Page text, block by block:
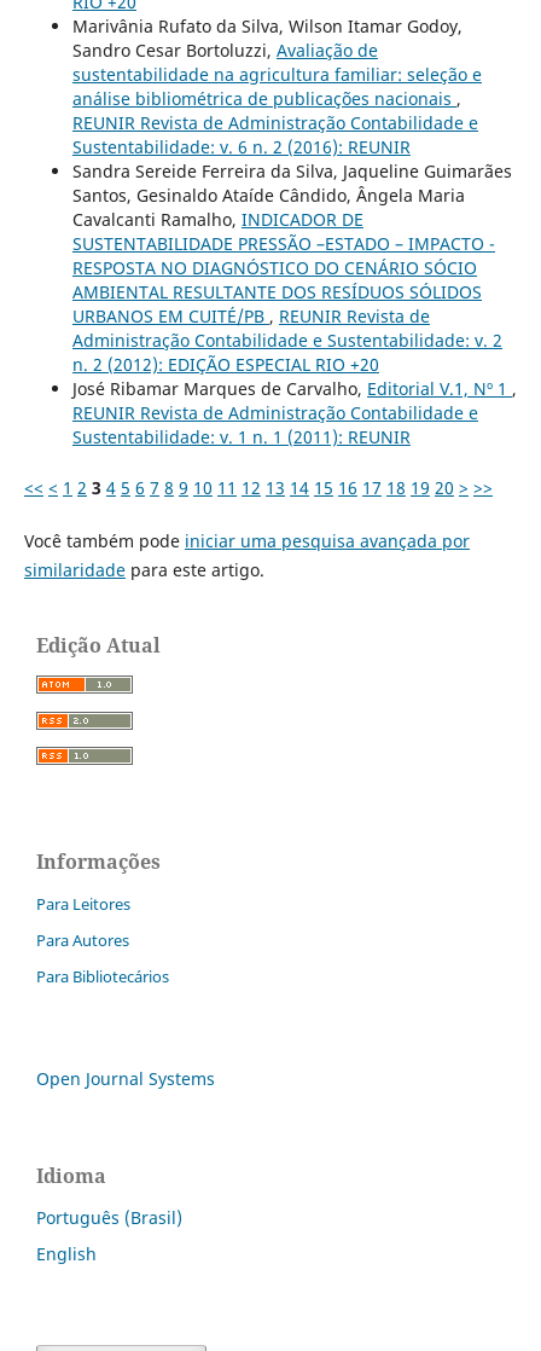
Marivânia Rufato da Silva, Wilson Itamar Godoy,
Sandro Cesar Bortoluzzi, Avaliação de
sustentabilidade na agricultura familiar: seleção e
análise bibliométrica de publicações nacionais ,
REUNIR Revista de Administração Contabilidade e
Sustentabilidade: v. 6 n. 2 (2016): REUNIR
Sandra Sereide Ferreira da Silva, Jaqueline Guimarães
Santos, Gesinaldo Ataíde Cândido, Ângela Maria
Cavalcanti Ramalho, INDICADOR DE
SUSTENTABILIDADE PRESSÃO –ESTADO – IMPACTO -
RESPOSTA NO DIAGNÓSTICO DO CENÁRIO SÓCIO
AMBIENTAL RESULTANTE DOS RESÍDUOS SÓLIDOS
URBANOS EM CUITÉ/PB , REUNIR Revista de
Administração Contabilidade e Sustentabilidade: v. 2
n. 2 (2012): EDIÇÃO ESPECIAL RIO +20
José Ribamar Marques de Carvalho, Editorial V.1, Nº 1 ,
REUNIR Revista de Administração Contabilidade e
Sustentabilidade: v. 1 n. 1 (2011): REUNIR
<< < 1 2 3 4 5 6 7 8 9 10 11 12 13 14 15 16 17 18 19 20 > >>
Você também pode iniciar uma pesquisa avançada por
similaridadepara este artigo.
Edição Atual
Informações
Para Leitores
Para Autores
Para Bibliotecários
Open Journal Systems
Idioma
Português (Brasil)
English